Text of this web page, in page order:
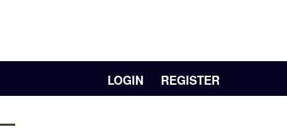
LOGIN REGISTER